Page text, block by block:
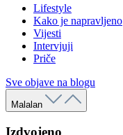
Lifestyle
Kako je napravljeno
Vijesti
Intervjuji
Priče
Sve objave na blogu
Malalan
Izdvojeno